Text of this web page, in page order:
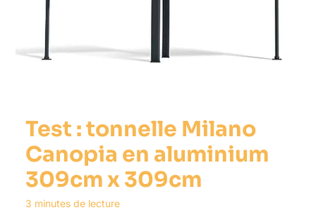
Test : tonnelle Milano
Canopia en aluminium
309cm x 309cm
3 minutes de lecture